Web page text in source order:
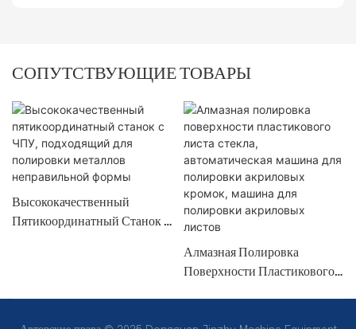
СОПУТСТВУЮЩИЕ ТОВАРЫ
Высококачественный
Пятикоординатный Станок С
Алмазная Полировка
Поверхности Пластикового